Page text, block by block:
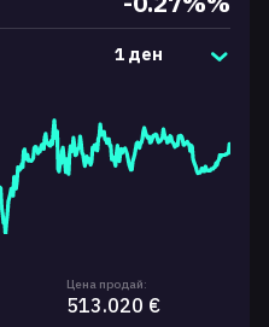
1 ден
Цена продай:
513.020 €